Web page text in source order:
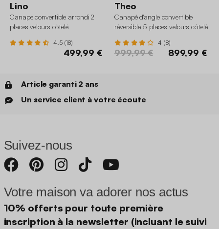
Lino
Canapé convertible arrondi 2
places velours côtelé
4.5 (18)
499,99 €
Theo
Canapé d'angle convertible
réversible 5 places velours côtelé
4 (8)
999,99 € 899,99 €
Article garanti 2 ans
Un service client à votre écoute
Suivez-nous
Votre maison va adorer nos actus
10% offerts pour toute première
inscription à la newsletter (incluant le suivi